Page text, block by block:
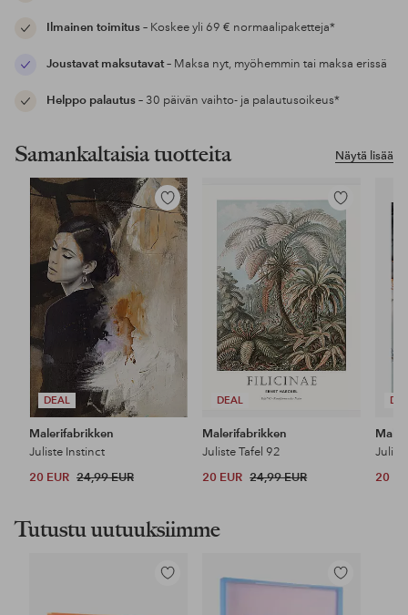
Ilmainen toimitus– Koskee yli 69 € normaalipaketteja*
Joustavat maksutavat– Maksa nyt, myöhemmin tai maksa erissä
Helppo palautus– 30 päivän vaihto- ja palautusoikeus*
Näytä lisää
Samankaltaisia tuotteita
DEAL
Lisää
suosikkeihin
Malerifabrikken
Juliste Instinct
20 EUR 24,99 EUR
DEAL
Lisää
suosikkeihin
Malerifabrikken
Juliste Tafel 92
20 EUR 24,99 EUR
20
Tutustu uutuuksiimme
Lisää
Lisää